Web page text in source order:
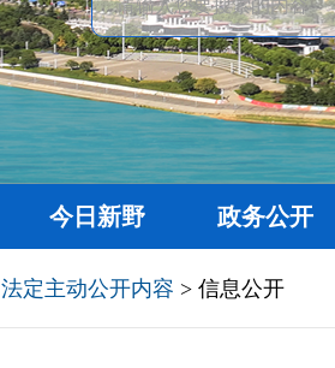
今日新野 政务公开
法定主动公开内容 > 信息公开